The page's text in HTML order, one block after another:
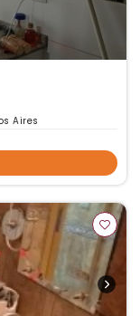
Aires